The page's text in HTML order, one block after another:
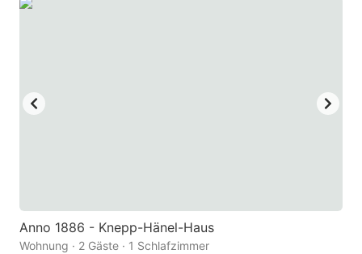
Anno 1886 - Knepp-Hänel-Haus
Wohnung · 2 Gäste · 1 Schlafzimmer